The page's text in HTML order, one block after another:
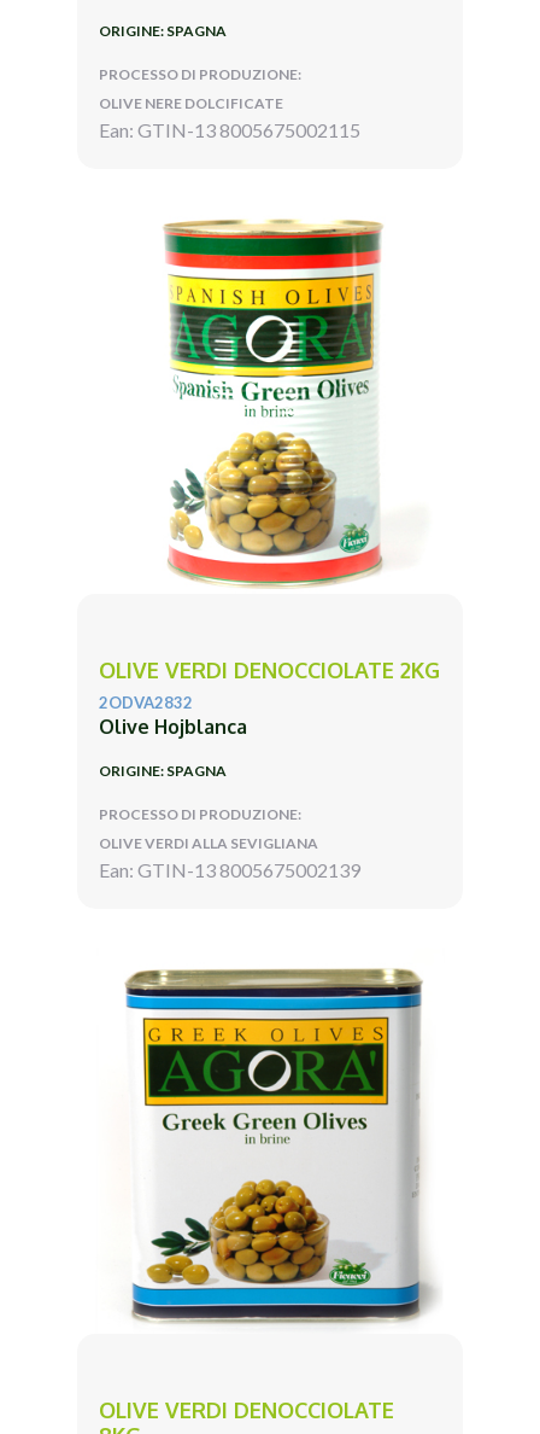
ORIGINE: SPAGNA
PROCESSO DI PRODUZIONE:
OLIVE NERE DOLCIFICATE
Ean: GTIN-13 8005675002115
OLIVE VERDI DENOCCIOLATE 2KG
2ODVA2832
Olive Hojblanca
ORIGINE: SPAGNA
PROCESSO DI PRODUZIONE:
OLIVE VERDI ALLA SEVIGLIANA
Ean: GTIN-13 8005675002139
OLIVE VERDI DENOCCIOLATE